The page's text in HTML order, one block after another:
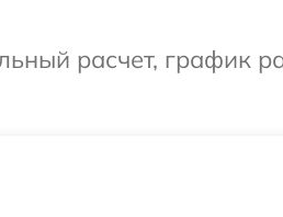
расчет, график